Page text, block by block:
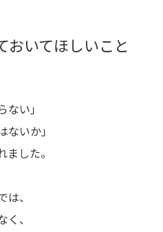
おいてほしいこと
ない」
ないか」
した。
、
、